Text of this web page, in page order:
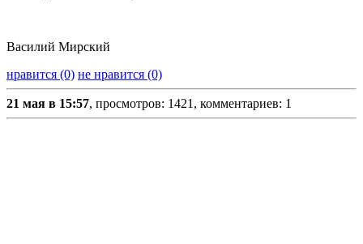
Василий Мирский
нравится (0) не нравится (0)
21 мая в 15:57, просмотров: 1421, комментариев: 1